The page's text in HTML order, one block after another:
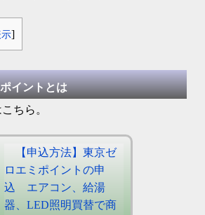
]
イントとは
ちら。
【申込方法】東京ゼ
ロエミポイントの申
込 エアコン、給湯
器、LED照明買替で商